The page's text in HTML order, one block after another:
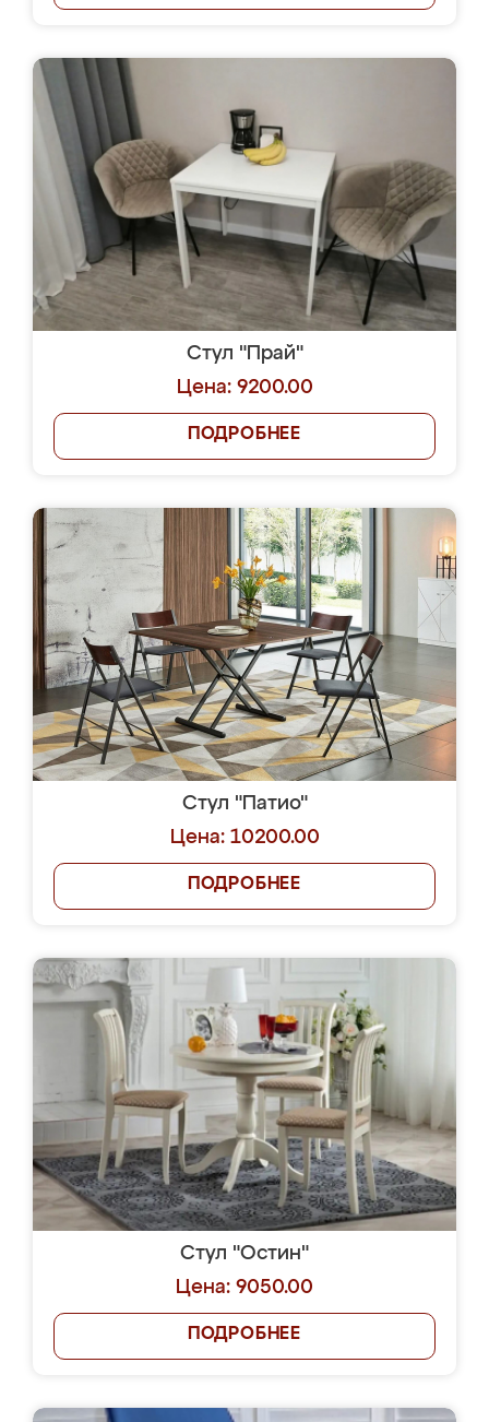
Стул "Прай"
Цена: 9200.00
ПОДРОБНЕЕ
Стул "Патио"
Цена: 10200.00
ПОДРОБНЕЕ
Стул "Остин"
Цена: 9050.00
ПОДРОБНЕЕ